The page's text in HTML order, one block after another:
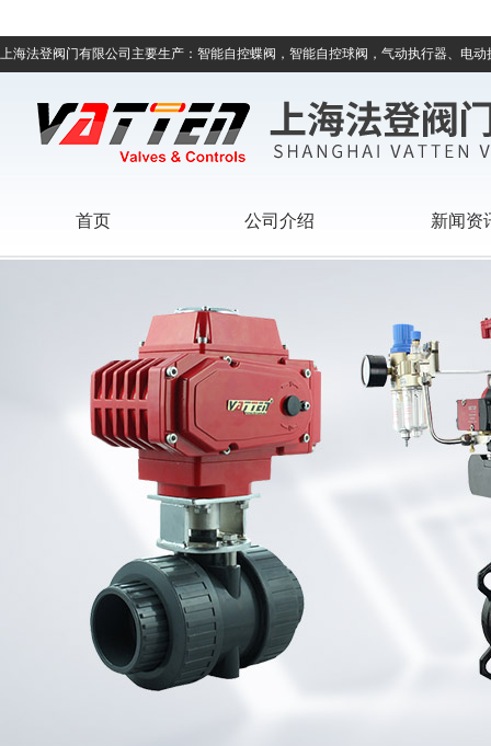
上海法登阀门有限公司主要生产：智能自控蝶阀，智能自控球阀，气动执行器、电
首页 公司介绍 新闻资